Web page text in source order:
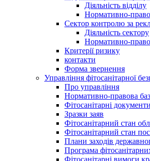
Діяльність відділу
Нормативно-
Сектор контролю за
Діяльність сектору
Нормативно-
Критерії ризику
контакти
Форма звернення
Управління фітосанітарної
Про управління
Нормативно-правова
Фітосанітарні документи
Зразки заяв
Фітосанітарний стан
Фітосанітарний стан
Плани заходів
Програма
Фітосанітарні вимоги